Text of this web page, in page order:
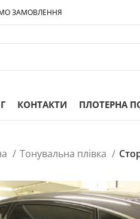
ЗАМОВЛЕННЯ
КОНТАКТИ ПЛОТЕРНА
Тонувальна плівка